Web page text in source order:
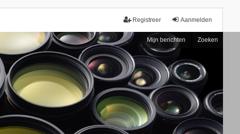
Aanmelden
Registreer
Mijn berichten Zoeken